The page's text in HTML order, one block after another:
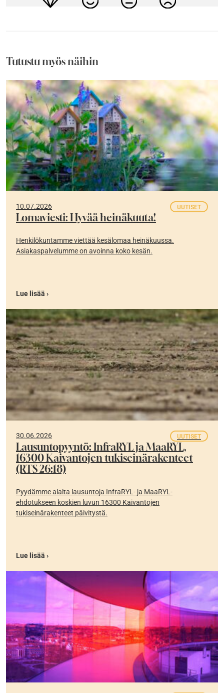
Tutustu myös näihin
10.07.2026 UUTISET
Lomaviesti: Hyvää heinäkuuta!
Henkilökuntamme viettää kesälomaa heinäkuussa.
Asiakaspalvelumme on avoinna koko kesän.
Lue lisää ›
30.06.2026 UUTISET
Lausuntopyyntö: InfraRYL ja MaaRYL,
16300 Kaivantojen tukiseinärakenteet
(RTS 26:18)
Pyydämme alalta lausuntoja InfraRYL- ja MaaRYL-
ehdotukseen koskien luvun 16300 Kaivantojen
tukiseinärakenteet päivitystä.
Lue lisää ›